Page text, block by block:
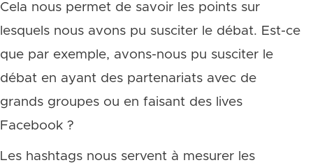
Cela nous permet de savoir les points sur
lesquels nous avons pu susciter le débat. Est-ce
que par exemple, avons-nous pu susciter le
débat en ayant des partenariats avec de
grands groupes ou en faisant des lives
Facebook ?
Les hashtags nous servent à mesurer les